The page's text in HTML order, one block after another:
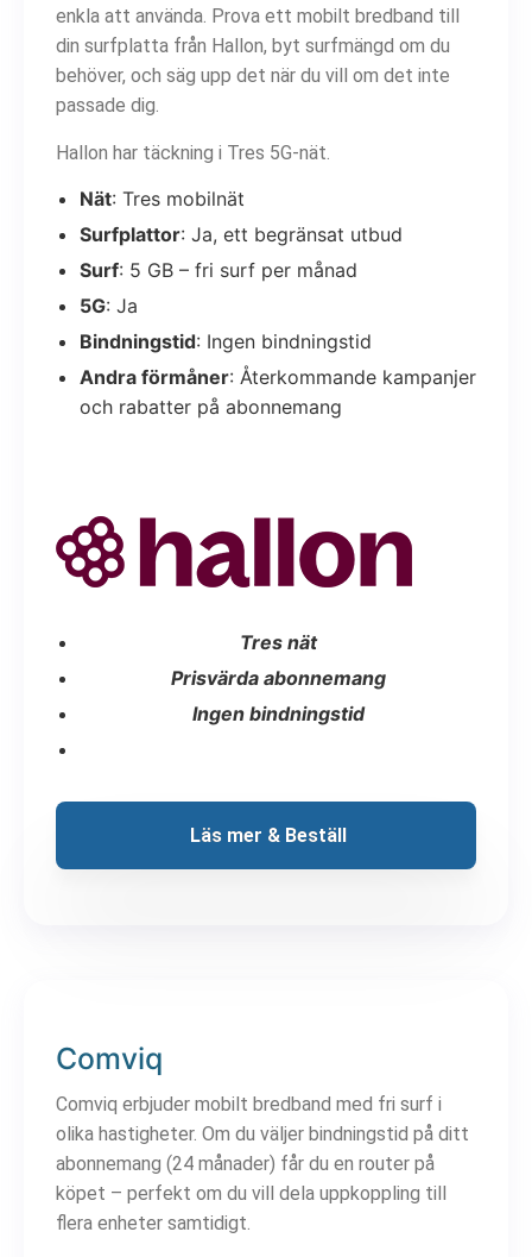
enkla att använda. Prova ett mobilt bredband till
din surfplatta från Hallon, byt surfmängd om du
behöver, och säg upp det när du vill om det inte
passade dig.
Hallon har täckning i Tres 5G-nät.
Nät: Tres mobilnät
Surfplattor: Ja, ett begränsat utbud
Surf: 5 GB – fri surf per månad
5G: Ja
Bindningstid: Ingen bindningstid
Andra förmåner: Återkommande kampanjer
och rabatter på abonnemang
Tres nät
Prisvärda abonnemang
Ingen bindningstid
Läs mer & Beställ
Comviq
Comviq erbjuder mobilt bredband med fri surf i
olika hastigheter. Om du väljer bindningstid på ditt
abonnemang (24 månader) får du en router på
köpet – perfekt om du vill dela uppkoppling till
flera enheter samtidigt.